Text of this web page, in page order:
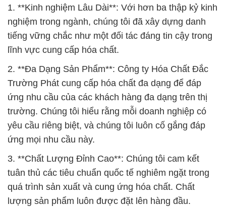
1. **Kinh nghiệm Lâu Dài**: Với hơn ba thập kỷ kinh
nghiệm trong ngành, chúng tôi đã xây dựng danh
tiếng vững chắc như một đối tác đáng tin cậy trong
lĩnh vực cung cấp hóa chất.
2. **Đa Dạng Sản Phẩm**: Công ty Hóa Chất Đắc
Trường Phát cung cấp hóa chất đa dạng để đáp
ứng nhu cầu của các khách hàng đa dạng trên thị
trường. Chúng tôi hiểu rằng mỗi doanh nghiệp có
yêu cầu riêng biệt, và chúng tôi luôn cố gắng đáp
ứng mọi nhu cầu này.
3. **Chất Lượng Đỉnh Cao**: Chúng tôi cam kết
tuân thủ các tiêu chuẩn quốc tế nghiêm ngặt trong
quá trình sản xuất và cung ứng hóa chất. Chất
lượng sản phẩm luôn được đặt lên hàng đầu.